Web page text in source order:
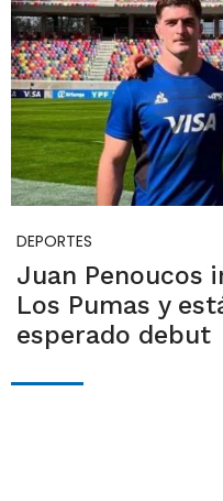
DEPORTES
Juan Penoucos
Los Pumas y
esperado debut